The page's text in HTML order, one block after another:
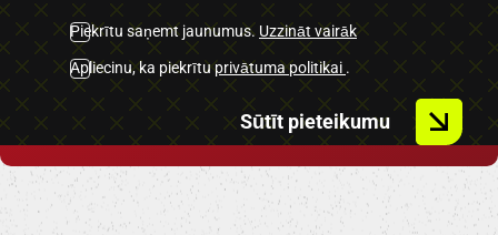
Piekrītu saņemt jaunumus. Uzzināt vairāk
Apliecinu, ka piekrītu privātuma politikai .
Sūtīt pieteikumu